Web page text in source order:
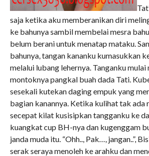
saja ketika aku memberanikan diri
ke bahunya sambil membelai mesra
belum berani untuk menatap mataku.
bahunya, tangan kananku kumasukkan
melalui lubang lehernya. Tanganku mulai
montoknya pangkal buah dada Tati.
sesekali kutekan daging empuk yang
bagian kanannya. Ketika kulihat tak ada
secepat kilat kusisipkan tangganku ke
kuangkat cup BH-nya dan kugenggam
janda muda itu. “Ohh.., Pak…, jangan..”,
serak seraya menoleh ke arahku dan